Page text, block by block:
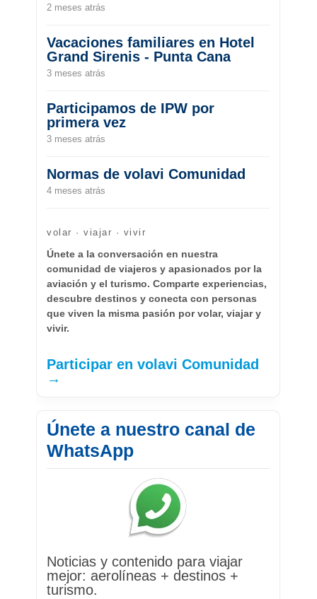
2 meses atrás
Vacaciones familiares en Hotel
Grand Sirenis - Punta Cana
3 meses atrás
Participamos de IPW por
primera vez
3 meses atrás
Normas de volavi Comunidad
4 meses atrás
volar · viajar · vivir
Únete a la conversación en nuestra
comunidad de viajeros y apasionados por la
aviación y el turismo. Comparte experiencias,
descubre destinos y conecta con personas
que viven la misma pasión por volar, viajar y
vivir.
Participar en volavi Comunidad
→
Únete a nuestro canal de
WhatsApp
Noticias y contenido para viajar
mejor: aerolíneas + destinos +
turismo.